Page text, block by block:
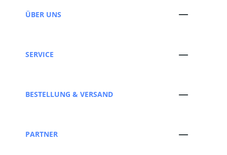
ÜBER UNS
SERVICE
BESTELLUNG & VERSAND
PARTNER